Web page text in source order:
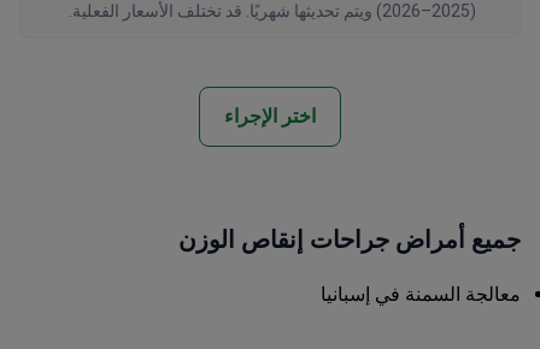
(2025–2026) ويتم تحديثها شهريًا. قد تختلف الأسعار الفعلية.
اختر الإجراء
جميع أمراض جراحات إنقاص الوزن
معالجة السمنة في إسبانيا